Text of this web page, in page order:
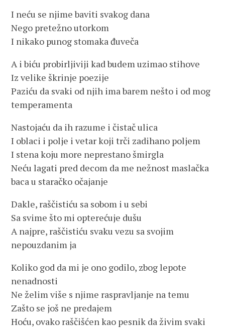
I neću se njime baviti svakog dana
Nego pretežno utorkom
I nikako punog stomaka đuveča
A i biću probirljiviji kad budem uzimao stihove
Iz velike škrinje poezije
Paziću da svaki od njih ima barem nešto i od mog
temperamenta
Nastojaću da ih razume i čistač ulica
I oblaci i polje i vetar koji trči zadihano poljem
I stena koju more neprestano šmirgla
Neću lagati pred decom da me nežnost maslačka
baca u staračko očajanje
Dakle, raščistiću sa sobom i u sebi
Sa svime što mi opterećuje dušu
A najpre, raščistiću svaku vezu sa svojim
nepouzdanim ja
Koliko god da mi je ono godilo, zbog lepote
nenadnosti
Ne želim više s njime raspravljanje na temu
Zašto se još ne predajem
Hoću, ovako raščišćen kao pesnik da živim svaki